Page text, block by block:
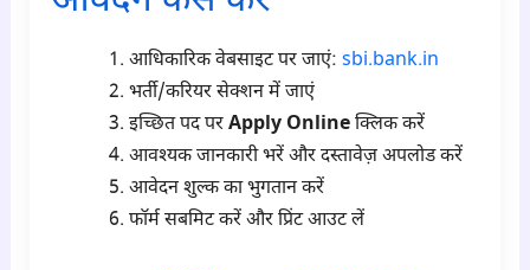
आधिकारिक वेबसाइट पर जाएं: sbi.bank.in
भर्ती/करियर सेक्शन में जाएं
इच्छित पद परApply Onlineक्लिक करें
आवश्यक जानकारी भरें और दस्तावेज़ अपलोड करें
आवेदन शुल्क का भुगतान करें
फॉर्म सबमिट करें और प्रिंट आउट लें